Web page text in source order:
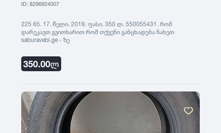
ID: 8296924007
225 65. 17. წელი. 2019. ფასი. 350 ლ. 550055431. რომ
დარეკავთ გვითხარით რომ თქვენი განცხადება ნახეთ
saburavebi.ge - ზე
350.00ლ